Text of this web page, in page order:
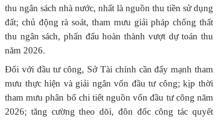
thu ngân sách nhà nước, nhất là nguồn thu tiền sử dụng
đất; chủ động rà soát, tham mưu giải pháp chống thất
thu ngân sách, phấn đấu hoàn thành vượt dự toán thu
năm 2026.
Đối với đầu tư công, Sở Tài chính cần đẩy mạnh tham
mưu thực hiện và giải ngân vốn đầu tư công; kịp thời
tham mưu phân bổ chi tiết nguồn vốn đầu tư công năm
2026; tăng cường theo dõi, đôn đốc công tác quyết